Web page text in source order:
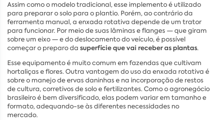
Assim como o modelo tradicional, esse implemento é utilizado
para preparar o solo para o plantio. Porém, ao contrário da
ferramenta manual, a enxada rotativa depende de um trator
para funcionar. Por meio de suas lâminas e flanges — que giram
sobre um eixo — e do deslocamento do veículo, é possível
começar o preparo da superfície que vai receber as plantas.
Esse equipamento é muito comum em fazendas que cultivam
hortaliças e flores. Outra vantagem do uso da enxada rotativa é
sobre o manejo de ervas daninhas e na incorporação de restos
de cultura, corretivos de solo e fertilizantes. Como o agronegócio
brasileiro é bem diversificado, elas podem variar em tamanho e
formato, adequando-se às diferentes necessidades no
mercado.